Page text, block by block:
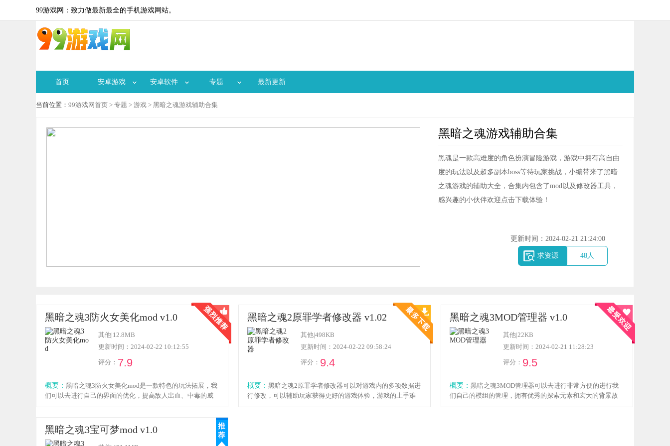
99游戏网：致力做最新最全的手机游戏网站。
首页 安卓游戏 安卓软件 专题 最新更新
当前位置： 99游戏网首页 > 专题 > 游戏 > 黑暗之魂游戏辅助合集
黑暗之魂游戏辅助合集
黑魂是一款高难度的角色扮演冒险游戏，游戏中拥有高自由
度的玩法以及超多副本boss等待玩家挑战，小编带来了黑暗
之魂游戏的辅助大全，合集内包含了mod以及修改器工具，
感兴趣的小伙伴欢迎点击下载体验！
更新时间：2024-02-21 21:24:00
求资源 48人
黑暗之魂3防火女美化mod v1.0
其他|12.8MB
更新时间：2024-02-22 10:12:55
评分： 7.9
概要： 黑暗之魂3防火女美化mod是一款特色的玩法拓展，我
们可以去进行自己的界面的优化，提高敌人出血、中毒的威
黑暗之魂2原罪学者修改器 v1.02
其他|498KB
更新时间：2024-02-22 09:58:24
评分： 9.4
概要： 黑暗之魂2原罪学者修改器可以对游戏内的多项数据进
行修改，可以辅助玩家获得更好的游戏体验，游戏的上手难
黑暗之魂3MOD管理器 v1.0
其他|22KB
更新时间：2024-02-21 11:28:23
评分： 9.5
概要： 黑暗之魂3MOD管理器可以去进行非常方便的进行我
们自己的模组的管理，拥有优秀的探索元素和宏大的背景故
黑暗之魂3宝可梦mod v1.0